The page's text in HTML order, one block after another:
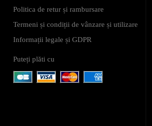
Politica de retur și rambursare
Termeni și condiții de vânzare și utilizare
Informații legale și GDPR
Puteți plăti cu